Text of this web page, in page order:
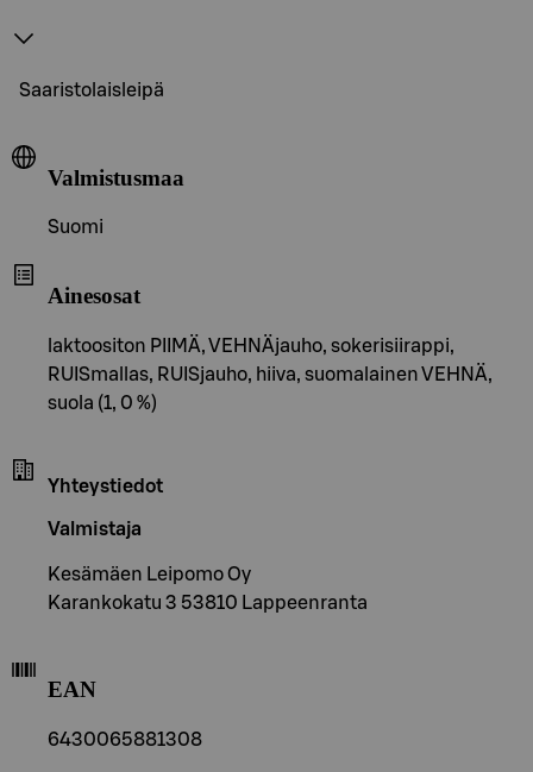
Saaristolaisleipä
Valmistusmaa
Suomi
Ainesosat
laktoositon PIIMÄ, VEHNÄjauho, sokerisiirappi,
RUISmallas, RUISjauho, hiiva, suomalainen VEHNÄ,
suola (1, 0 %)
Yhteystiedot
Valmistaja
Kesämäen Leipomo Oy
Karankokatu 3 53810 Lappeenranta
EAN
6430065881308